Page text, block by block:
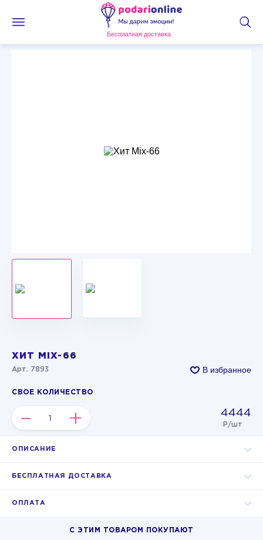
Бесплатная доставка
ХИТ MIX-66
Арт. 7893 В избранное
СВОЕ КОЛИЧЕСТВО
– + 4444
Р/шт
ОПИСАНИЕ
БЕСПЛАТНАЯ ДОСТАВКА
ОПЛАТА
С ЭТИМ ТОВАРОМ ПОКУПАЮТ